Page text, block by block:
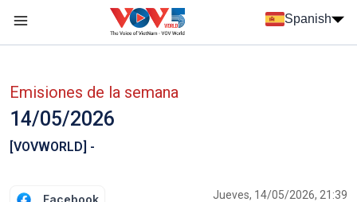
Spanish
Emisiones de la semana
14/05/2026
[VOVWORLD] -
Facebook Jueves, 14/05/2026, 21:39